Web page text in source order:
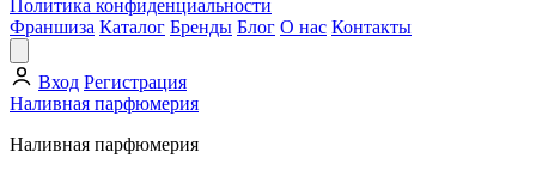
Политика конфиденциальности
Франшиза Каталог Бренды Блог О нас Контакты
Вход Регистрация
Наливная парфюмерия
Наливная парфюмерия